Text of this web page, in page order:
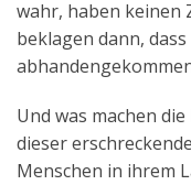
wahr, haben keinen
beklagen dann,
Und was machen
dieser
Menschen in ihrem